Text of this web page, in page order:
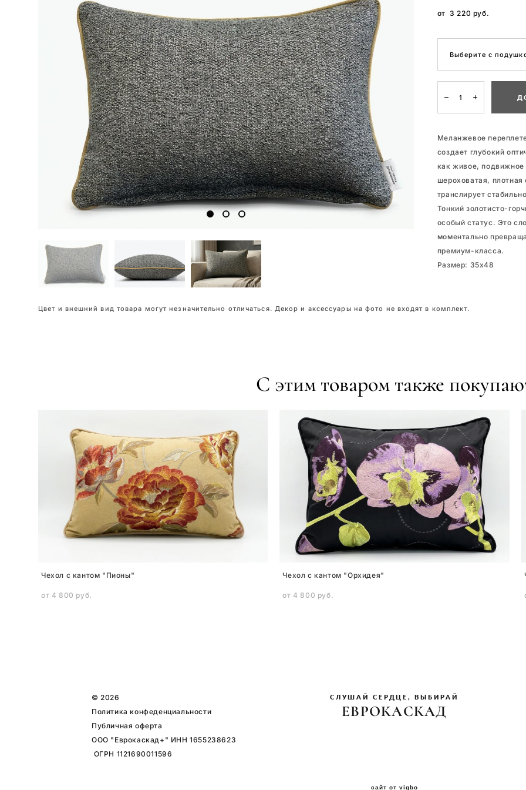
от 3 220 pуб.
Выберите с
Меланжевое
создает глубокий
как живое, подвижное
шероховатая, плотная
транслирует
Тонкий золотисто-
особый статус. Это
моментально
премиум-класса.
Размер: 35x48
Цвет и внешний вид товара могут незначительно отличаться. Декор и аксессуары на фото не входят в комплект.
С этим товаром также
Чехол с кантом "Пионы"
от 4 800 pуб.
Чехол с кантом "Орхидея"
от 4 800 pуб.
© 2026
Политика конфеденциальности
Публичная оферта
ООО "Еврокаскад+" ИНН 1655238623
ОГРН 1121690011596
СЛУШАЙ СЕРДЦЕ, ВЫБИРАЙ
ЕВРОКАСКАД
сайт от vigbo